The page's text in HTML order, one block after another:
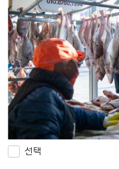
선택